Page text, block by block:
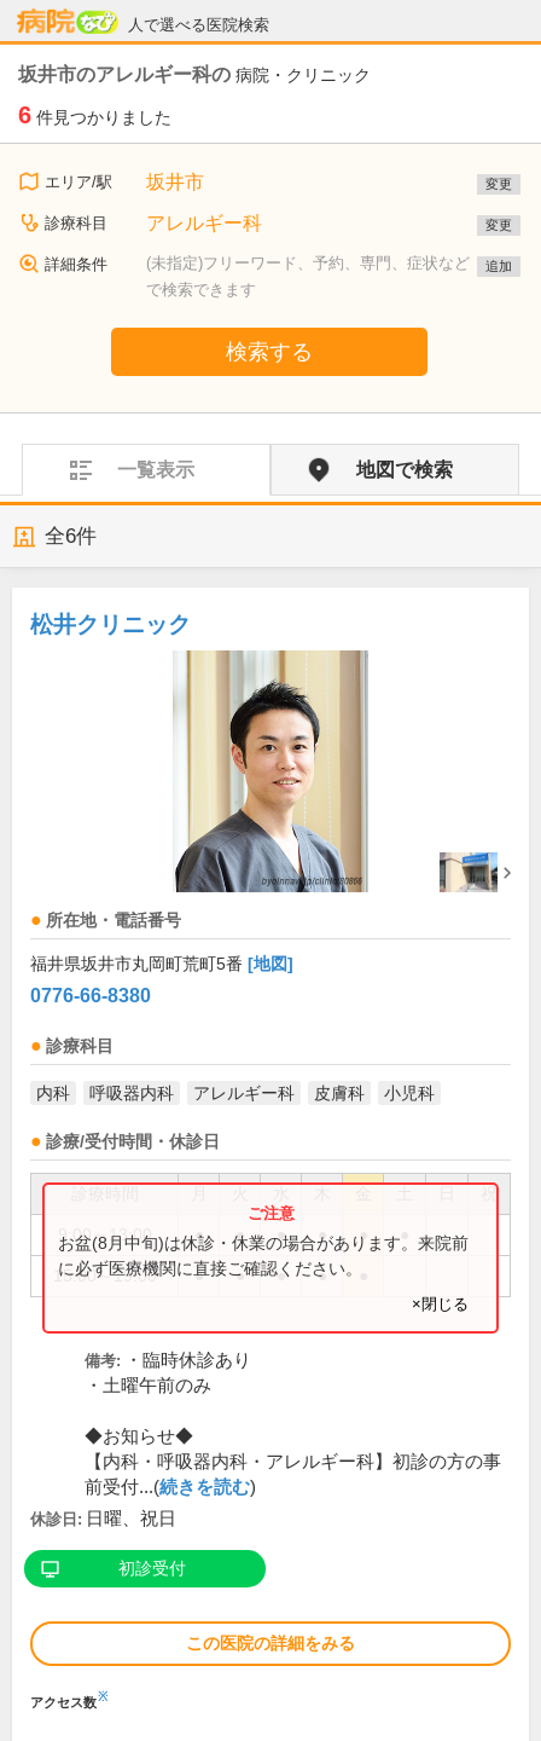
人で選べる医院検索
病院なび
坂井市のアレルギー科の 病院・クリニック
6 件見つかりました
エリア/駅 坂井市 変更
診療科目 アレルギー科 変更
詳細条件
(未指定)フリーワード、予約、専門、症状など
で検索できます
追加
検索する
一覧表示 地図で検索
全6件
松井クリニック
所在地・電話番号
福井県坂井市丸岡町荒町5番 [地図]
0776-66-8380
診療科目
内科 呼吸器内科 アレルギー科 皮膚科 小児科
診療/受付時間・休診日
祝
9:00～13:00 ● ● ● ● ●
15:00～19:00 ● ● ● ●
お盆(8月中旬)は休診・休業の場合があります。来院前
に必ず医療機関に直接ご確認ください。
×閉じる
備考:
・臨時休診あり
・土曜午前のみ
◆お知らせ◆
【内科・呼吸器内科・アレルギー科】初診の方の事
前受付...(続きを読む)
休診日: 日曜、祝日
初診受付
この医院の詳細をみる
アクセス数※